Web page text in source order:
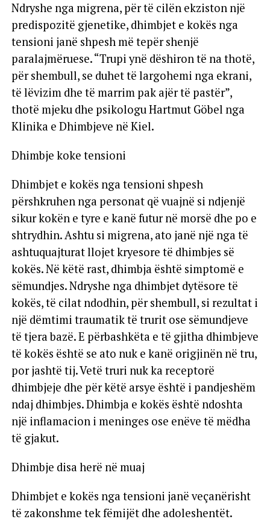
Ndryshe nga migrena, për të cilën ekziston një
predispozitë gjenetike, dhimbjet e kokës nga
tensioni janë shpesh më tepër shenjë
paralajmëruese. “Trupi ynë dëshiron të na thotë,
për shembull, se duhet të largohemi nga ekrani,
të lëvizim dhe të marrim pak ajër të pastër”,
thotë mjeku dhe psikologu Hartmut Göbel nga
Klinika e Dhimbjeve në Kiel.
Dhimbje koke tensioni
Dhimbjet e kokës nga tensioni shpesh
përshkruhen nga personat që vuajnë si ndjenjë
sikur kokën e tyre e kanë futur në morsë dhe po e
shtrydhin. Ashtu si migrena, ato janë një nga të
ashtuquajturat llojet kryesore të dhimbjes së
kokës. Në këtë rast, dhimbja është simptomë e
sëmundjes. Ndryshe nga dhimbjet dytësore të
kokës, të cilat ndodhin, për shembull, si rezultat i
një dëmtimi traumatik të trurit ose sëmundjeve
të tjera bazë. E përbashkëta e të gjitha dhimbjeve
të kokës është se ato nuk e kanë origjinën në tru,
por jashtë tij. Vetë truri nuk ka receptorë
dhimbjeje dhe për këtë arsye është i pandjeshëm
ndaj dhimbjes. Dhimbja e kokës është ndoshta
një inflamacion i meninges ose enëve të mëdha
të gjakut.
Dhimbje disa herë në muaj
Dhimbjet e kokës nga tensioni janë veçanërisht
të zakonshme tek fëmijët dhe adoleshentët.